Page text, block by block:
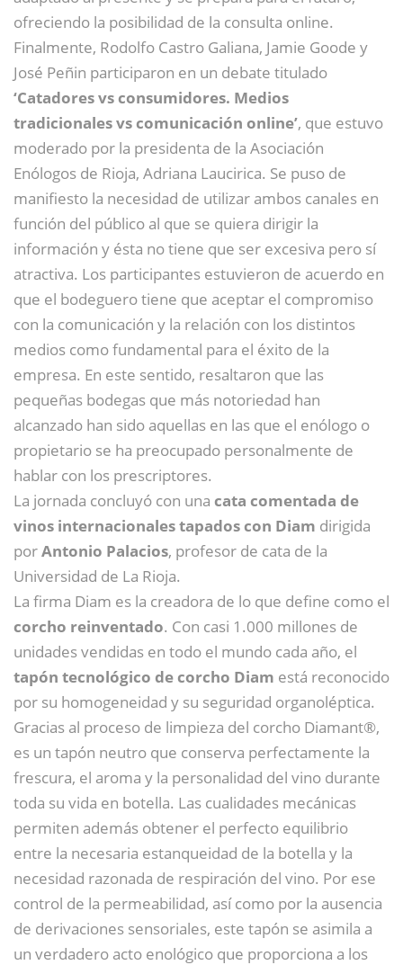
ofreciendo la posibilidad de la consulta online.
Finalmente, Rodolfo Castro Galiana, Jamie Goode y
José Peñin participaron en un debate titulado
‘Catadores vs consumidores. Medios
tradicionales vs comunicación online’, que estuvo
moderado por la presidenta de la Asociación
Enólogos de Rioja, Adriana Laucirica. Se puso de
manifiesto la necesidad de utilizar ambos canales en
función del público al que se quiera dirigir la
información y ésta no tiene que ser excesiva pero sí
atractiva. Los participantes estuvieron de acuerdo en
que el bodeguero tiene que aceptar el compromiso
con la comunicación y la relación con los distintos
medios como fundamental para el éxito de la
empresa. En este sentido, resaltaron que las
pequeñas bodegas que más notoriedad han
alcanzado han sido aquellas en las que el enólogo o
propietario se ha preocupado personalmente de
hablar con los prescriptores.
La jornada concluyó con una cata comentada de
vinos internacionales tapados con Diam dirigida
porAntonio Palacios, profesor de cata de la
Universidad de La Rioja.
La firma Diam es la creadora de lo que define como el
corcho reinventado. Con casi 1.000 millones de
unidades vendidas en todo el mundo cada año, el
tapón tecnológico de corcho Diam está reconocido
por su homogeneidad y su seguridad organoléptica.
Gracias al proceso de limpieza del corcho Diamant®,
es un tapón neutro que conserva perfectamente la
frescura, el aroma y la personalidad del vino durante
toda su vida en botella. Las cualidades mecánicas
permiten además obtener el perfecto equilibrio
entre la necesaria estanqueidad de la botella y la
necesidad razonada de respiración del vino. Por ese
control de la permeabilidad, así como por la ausencia
de derivaciones sensoriales, este tapón se asimila a
un verdadero acto enológico que proporciona a los